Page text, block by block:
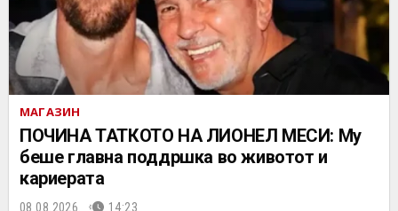
МАГАЗИН
ПОЧИНА ТАТКОТО НА ЛИОНЕЛ МЕСИ: Му
беше главна поддршка во животот и
кариерата
08.08.2026. 14:23